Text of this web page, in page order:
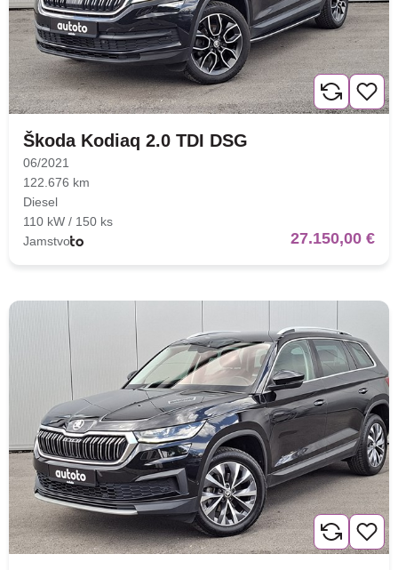
Škoda Kodiaq 2.0 TDI DSG
06/2021
122.676 km
Diesel
110 kW / 150 ks
Jamstvo
27.150,00 €